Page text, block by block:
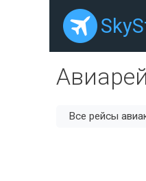
Все рейсы